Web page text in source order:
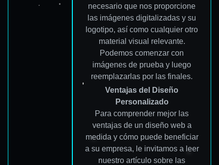
necesario que nos proporcione
las imágenes digitalizadas y su
logotipo, así como cualquier otro
material visual relevante.
Podemos comenzar con
imágenes de prueba y luego
reemplazarlas por las finales.
Ventajas del Diseño
Personalizado
Para comprender mejor las
ventajas de un diseño web a
medida y cómo puede beneficiar
a su empresa, le invitamos a leer
nuestro artículo sobre las